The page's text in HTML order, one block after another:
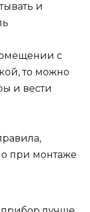
и
с
то можно
и вести
при монтаже